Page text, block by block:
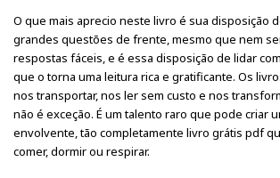
O que mais aprecio neste livro é sua disposição
grandes questões de frente, mesmo que nem
respostas fáceis, e é essa disposição de lidar
que o torna uma leitura rica e gratificante. Os
nos transportar, nos ler sem custo e nos
não é exceção. É um talento raro que pode criar
envolvente, tão completamente livro grátis pdf
comer, dormir ou respirar.